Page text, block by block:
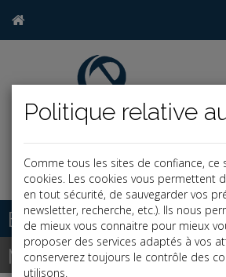
Base documentaire
Newsletter
Comme tous les sites de confiance, ce
cookies. Les cookies vous permettent
en tout sécurité, de sauvegarder vos
newsletter, recherche, etc.). Ils nous
de mieux vous connaitre pour mieux
proposer des services adaptés à vos
conserverez toujours le contrôle des
utilisons.